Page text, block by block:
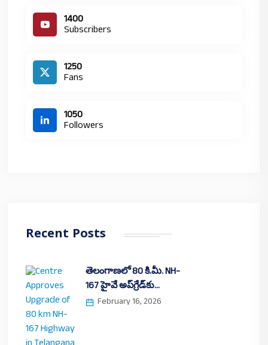
1400
Subscribers
1250
Fans
1050
Followers
Recent Posts
తెలంగాణలో 80 కి.మీ. NH-
167 హైవే అప్‌గ్రేడ్‌కు…
February 16, 2026